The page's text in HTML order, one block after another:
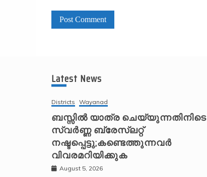
t
e
r
n
a
t
i
v
Latest News
Districts Wayanad
ബസ്സിൽ യാത്ര ചെയ്യുന്നതിനിടെ
സ്വർണ്ണ ബ്രേസ്‌ലറ്റ്
നഷ്ടപ്പെട്ടു;കണ്ടെത്തുന്നവർ
വിവരമറിയിക്കുക
August 5, 2026